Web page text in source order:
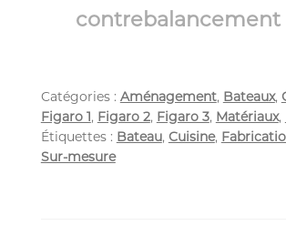
contrebalancement
Catégories : Aménagement, Bateaux,
Figaro 1, Figaro 2, Figaro 3, Matériaux,
Étiquettes : Bateau, Cuisine,
Sur-mesure